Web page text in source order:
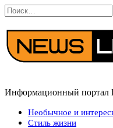
Перейти
к
содержанию
Search
for:
Информационный портал
Необычное и
Стиль жизни